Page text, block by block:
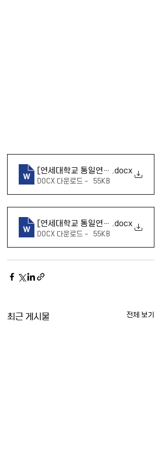
[연세대학교 통일연구원]기부신청서(
.docx
DOCX 다운로드 • 55KB
[연세대학교 통일연구원]기부신청서(
.docx
DOCX 다운로드 • 55KB
최근 게시물 전체 보기